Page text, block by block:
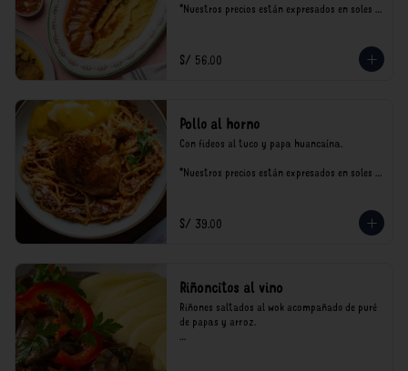
*Nuestros precios están expresados en soles e
S/ 56.00
Pollo al horno
Con fideos al tuco y papa huancaína.
*Nuestros precios están expresados en soles e
S/ 39.00
Riñoncitos al vino
Riñones saltados al wok acompañado de puré
de papas y arroz.